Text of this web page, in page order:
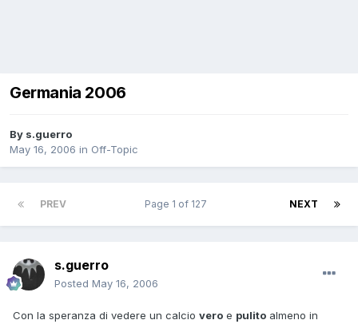
Germania 2006
By s.guerro
May 16, 2006 in Off-Topic
PREV NEXT
Page 1 of 127
s.guerro
Posted May 16, 2006
Con la speranza di vedere un calcio vero e pulito almeno in